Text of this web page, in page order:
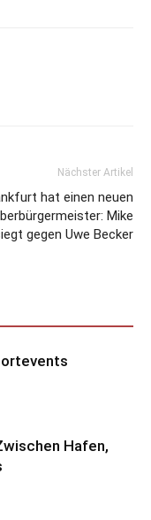
Nächster Artikel
hat einen neuen
Mike
gegen Uwe Becker
Hafen,